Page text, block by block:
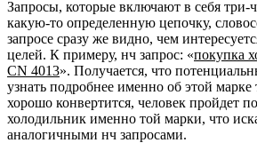
Запросы, которые включают в себя три-
какую-то определенную цепочку,
запросе сразу же видно, чем
целей. К примеру, нч запрос: «покупка
CN 4013». Получается, что
узнать подробнее именно об этой марке
хорошо конвертится, человек пройдет
холодильник именно той марки, что
аналогичными нч запросами.